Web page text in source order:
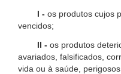
I - os produtos cujos
vencidos;
II - os produtos
avariados, falsificados,
vida ou à saúde,